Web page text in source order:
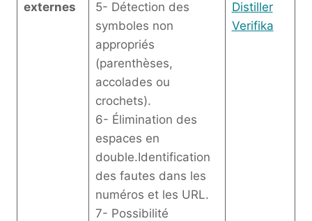
externes
5- Détection des
symboles non
appropriés
(parenthèses,
accolades ou
crochets).
6- Élimination des
espaces en
double.Identification
des fautes dans les
numéros et les URL.
7- Possibilité
Distiller
Verifika